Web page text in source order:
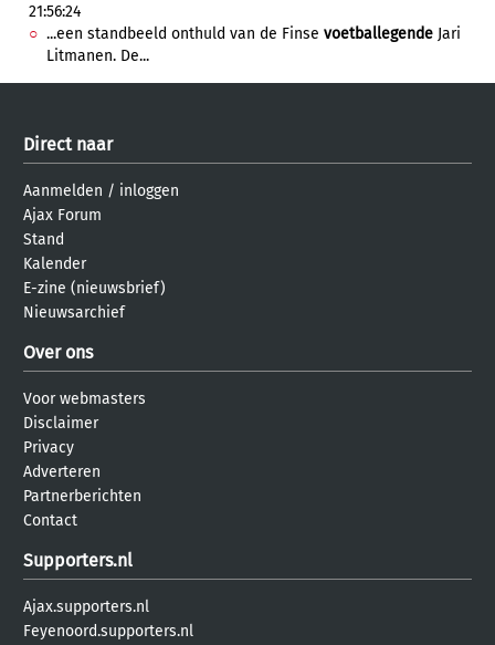
21:56:24
...een standbeeld onthuld van de Finse voetballegende Jari
Litmanen. De...
Direct naar
Aanmelden / inloggen
Ajax Forum
Stand
Kalender
E-zine (nieuwsbrief)
Nieuwsarchief
Over ons
Voor webmasters
Disclaimer
Privacy
Adverteren
Partnerberichten
Contact
Supporters.nl
Ajax.supporters.nl
Feyenoord.supporters.nl